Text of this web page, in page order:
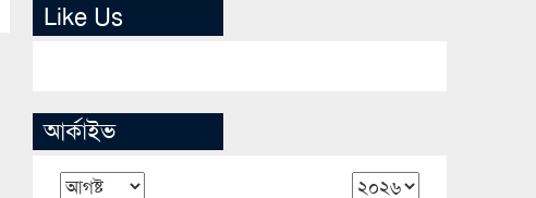
Like Us
আর্কাইভ